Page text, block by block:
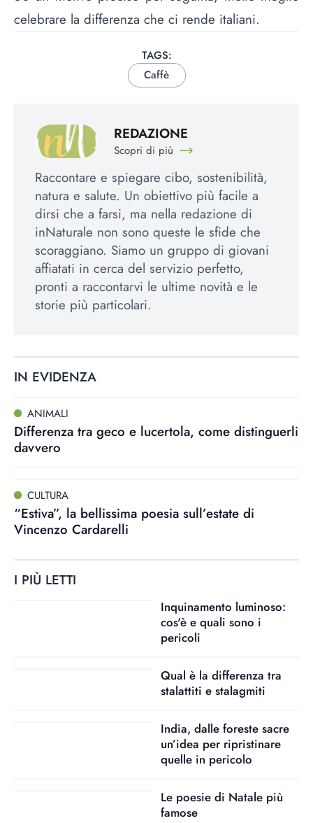
celebrare la differenza che ci rende italiani.
TAGS:
Caffè
REDAZIONE
Scopri di più
Raccontare e spiegare cibo, sostenibilità,
natura e salute. Un obiettivo più facile a
dirsi che a farsi, ma nella redazione di
inNaturale non sono queste le sfide che
scoraggiano. Siamo un gruppo di giovani
affiatati in cerca del servizio perfetto,
pronti a raccontarvi le ultime novità e le
storie più particolari.
IN EVIDENZA
ANIMALI
Differenza tra geco e lucertola, come distinguerli
davvero
CULTURA
“Estiva”, la bellissima poesia sull’estate di
Vincenzo Cardarelli
I PIÙ LETTI
Inquinamento luminoso:
cos'è e quali sono i
pericoli
Qual è la differenza tra
stalattiti e stalagmiti
India, dalle foreste sacre
un’idea per ripristinare
quelle in pericolo
Le poesie di Natale più
famose